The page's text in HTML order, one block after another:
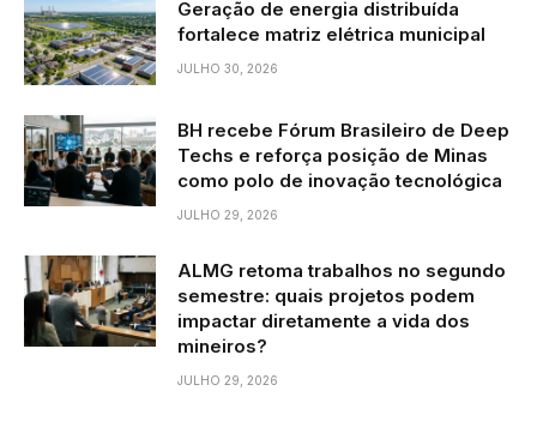
Geração de energia distribuída
fortalece matriz elétrica municipal
JULHO 30, 2026
BH recebe Fórum Brasileiro de Deep
Techs e reforça posição de Minas
como polo de inovação tecnológica
JULHO 29, 2026
ALMG retoma trabalhos no segundo
semestre: quais projetos podem
impactar diretamente a vida dos
mineiros?
JULHO 29, 2026